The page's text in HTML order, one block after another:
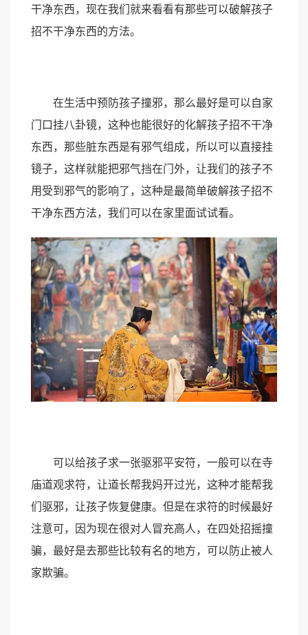
干净东西，现在我们就来看看有那些可以破解孩子
招不干净东西的方法。
在生活中预防孩子撞邪，那么最好是可以自家
门口挂八卦镜，这种也能很好的化解孩子招不干净
东西，那些脏东西是有邪气组成，所以可以直接挂
镜子，这样就能把邪气挡在门外，让我们的孩子不
用受到邪气的影响了，这种是最简单破解孩子招不
干净东西方法，我们可以在家里面试试看。
可以给孩子求一张驱邪平安符，一般可以在寺
庙道观求符，让道长帮我妈开过光，这种才能帮我
们驱邪，让孩子恢复健康。但是在求符的时候最好
注意可，因为现在很对人冒充高人，在四处招摇撞
骗，最好是去那些比较有名的地方，可以防止被人
家欺骗。